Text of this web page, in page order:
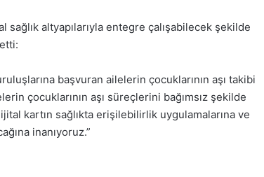
sağlık altyapılarıyla entegre çalışabilecek şekilde
başvuran ailelerin çocuklarının aşı takibi
çocuklarının aşı süreçlerini bağımsız şekilde
kartın sağlıkta erişilebilirlik uygulamalarına ve
inanıyoruz.”